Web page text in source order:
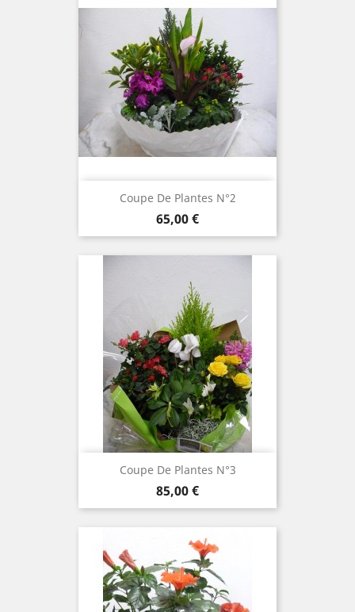
Coupe De Plantes N°2
Prix
65,00 €
Coupe De Plantes N°3
Prix
85,00 €